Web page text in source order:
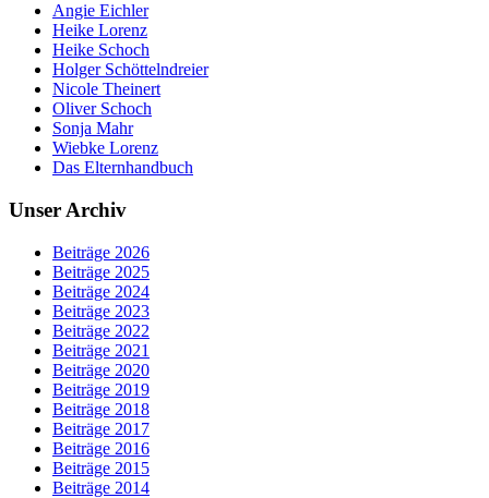
Angie Eichler
Heike Lorenz
Heike Schoch
Holger Schöttelndreier
Nicole Theinert
Oliver Schoch
Sonja Mahr
Wiebke Lorenz
Das Elternhandbuch
Unser Archiv
Beiträge 2026
Beiträge 2025
Beiträge 2024
Beiträge 2023
Beiträge 2022
Beiträge 2021
Beiträge 2020
Beiträge 2019
Beiträge 2018
Beiträge 2017
Beiträge 2016
Beiträge 2015
Beiträge 2014